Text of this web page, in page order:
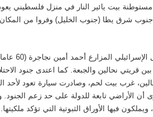
بيت يائير النار في منزل فلسطيني يعود
شرق يطا (جنوب الخليل) وفروا من المكان
بيت
قريتي نحالين والجبعة. كما اعتدى جنود
غرب بيت لحم، وصادرت سيارة تعود لأحد
أن الأراضي تابعة للدولة على حد زعم
ويملكون فيها الأوراق الثبوتية التي تؤكد ملكيتها.